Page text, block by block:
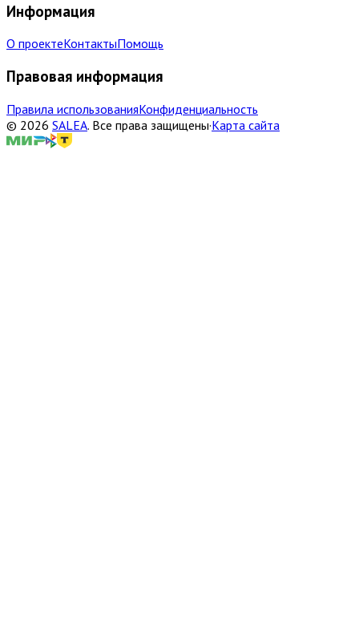
Информация
О проектеКонтактыПомощь
Правовая информация
Правила использованияКонфиденциальность
© 2026 SALEA. Все права защищены·Карта сайта